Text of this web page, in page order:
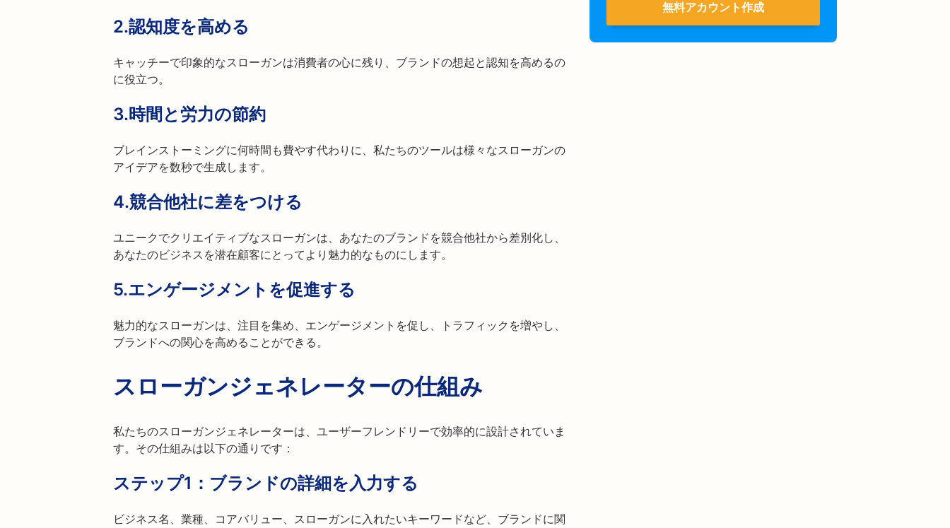
2.認知度を高める
キャッチーで印象的なスローガンは消費者の心に残り、ブランドの想起と認知を高めるの
に役立つ。
3.時間と労力の節約
ブレインストーミングに何時間も費やす代わりに、私たちのツールは様々なスローガンの
アイデアを数秒で生成します。
4.競合他社に差をつける
ユニークでクリエイティブなスローガンは、あなたのブランドを競合他社から差別化し、
あなたのビジネスを潜在顧客にとってより魅力的なものにします。
5.エンゲージメントを促進する
魅力的なスローガンは、注目を集め、エンゲージメントを促し、トラフィックを増やし、
ブランドへの関心を高めることができる。
スローガンジェネレーターの仕組み
私たちのスローガンジェネレーターは、ユーザーフレンドリーで効率的に設計されていま
す。その仕組みは以下の通りです：
ステップ1：ブランドの詳細を入力する
ビジネス名、業種、コアバリュー、スローガンに入れたいキーワードなど、ブランドに関
無料アカウント作成